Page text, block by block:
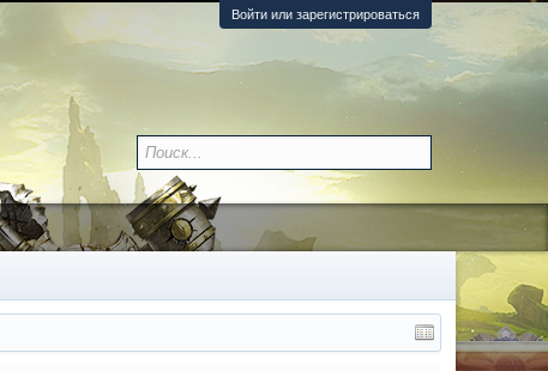
Войти или зарегистрироваться